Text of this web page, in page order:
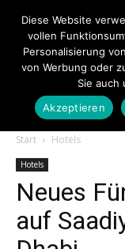
Start Hotels
Hotels
Neues
auf
Diese Website
vollen
Personalisierung
von Werbung oder
Sie auch
Akzeptieren